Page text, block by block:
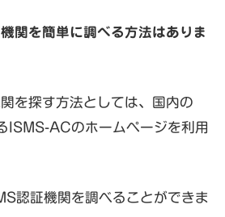
関を簡単に調べる方法はありま
を探す方法としては、国内の
ISMS-ACのホームページを利用
認証機関を調べることができま